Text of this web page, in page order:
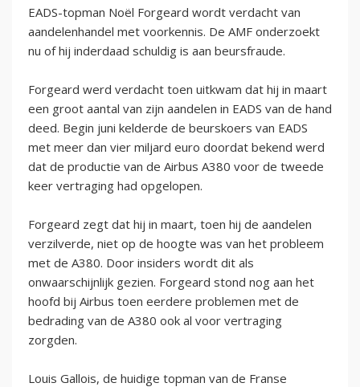
EADS-topman Noël Forgeard wordt verdacht van
aandelenhandel met voorkennis. De AMF onderzoekt
nu of hij inderdaad schuldig is aan beursfraude.
Forgeard werd verdacht toen uitkwam dat hij in maart
een groot aantal van zijn aandelen in EADS van de hand
deed. Begin juni kelderde de beurskoers van EADS
met meer dan vier miljard euro doordat bekend werd
dat de productie van de Airbus A380 voor de tweede
keer vertraging had opgelopen.
Forgeard zegt dat hij in maart, toen hij de aandelen
verzilverde, niet op de hoogte was van het probleem
met de A380. Door insiders wordt dit als
onwaarschijnlijk gezien. Forgeard stond nog aan het
hoofd bij Airbus toen eerdere problemen met de
bedrading van de A380 ook al voor vertraging
zorgden.
Louis Gallois, de huidige topman van de Franse